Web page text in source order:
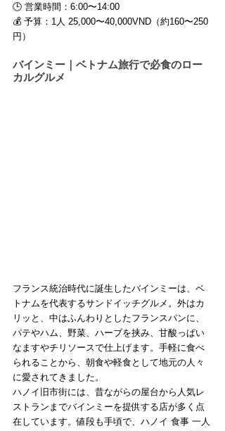
🕒 営業時間：6:00〜14:00
💰 予算：1人 25,000〜40,000VND（約160〜250
円）
バインミー｜ベトナム旅行で必食のロー
カルグルメ
フランス統治時代に誕生したバインミーは、ベ
トナムを代表するサンドイッチグルメ。外はカ
リッと、中はふんわりとしたフランスパンに、
パテやハム、野菜、ハーブを挟み、甘酸っぱい
なますやチリソースで仕上げます。手軽に食べ
られることから、朝食や軽食として地元の人々
に愛されてきました。
ハノイ旧市街には、昔ながらの屋台から人気レ
ストランまでバインミーを提供する店が多く点
在しています。値段も手頃で、ハノイ 食事 一人